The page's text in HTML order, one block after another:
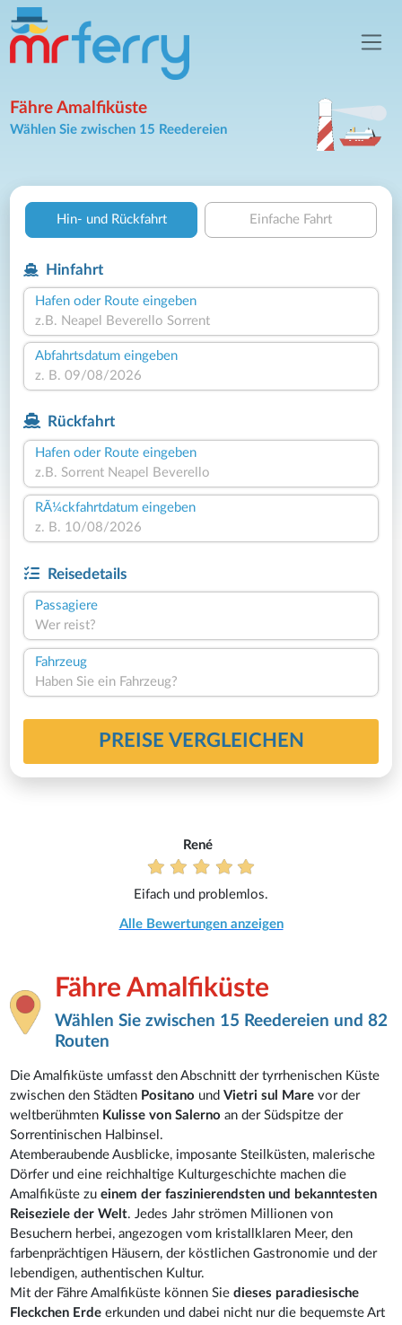
Fähre Amalfiküste
Wählen Sie zwischen 15 Reedereien
Hin- und Rückfahrt Einfache Fahrt
Hinfahrt
Hafen oder Route eingeben
Abfahrtsdatum eingeben
Rückfahrt
Hafen oder Route eingeben
RÃ¼ckfahrtdatum eingeben
Reisedetails
Passagiere
Wer reist?
Fahrzeug
Haben Sie ein Fahrzeug?
PREISE VERGLEICHEN
René
Eifach und problemlos.
Alle Bewertungen anzeigen
Fähre Amalfiküste
Wählen Sie zwischen 15 Reedereien und 82
Routen
Die Amalfiküste umfasst den Abschnitt der tyrrhenischen Küste
zwischen den Städten Positano undVietri sul Marevor der
weltberühmten Kulisse von Salerno an der Südspitze der
Sorrentinischen Halbinsel.
Atemberaubende Ausblicke, imposante Steilküsten, malerische
Dörfer und eine reichhaltige Kulturgeschichte machen die
Amalfiküste zueinem der faszinierendsten und bekanntesten
Reiseziele der Welt. Jedes Jahr strömen Millionen von
Besuchern herbei, angezogen vom kristallklaren Meer, den
farbenprächtigen Häusern, der köstlichen Gastronomie und der
lebendigen, authentischen Kultur.
Mit der Fähre Amalfiküste können Siedieses paradiesische
Fleckchen Erde erkunden und dabei nicht nur die bequemste Art